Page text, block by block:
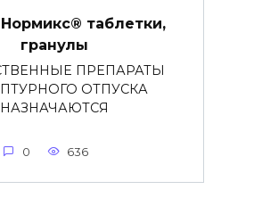
таблетки,
гранулы
ПРЕПАРАТЫ
ОТПУСКА
НАЗНАЧАЮТСЯ
0 636